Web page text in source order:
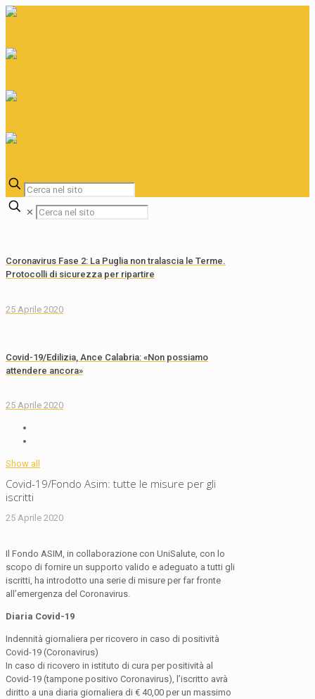
✕
Coronavirus Fase 2: La Puglia non tralascia le Terme.
Protocolli di sicurezza per ripartire
25 Aprile 2020
Covid-19/Edilizia, Ance Calabria: «Non possiamo
attendere ancora»
25 Aprile 2020
Show all
Covid-19/Fondo Asim: tutte le misure per gli
iscritti
25 Aprile 2020
Il Fondo ASIM, in collaborazione con UniSalute, con lo
scopo di fornire un supporto valido e adeguato a tutti gli
iscritti, ha introdotto una serie di misure per far fronte
all’emergenza del Coronavirus.
Diaria Covid-19
Indennità giornaliera per ricovero in caso di positività
Covid-19 (Coronavirus)
In caso di ricovero in istituto di cura per positività al
Covid-19 (tampone positivo Coronavirus), l’iscritto avrà
diritto a una diaria giornaliera di € 40,00 per un massimo